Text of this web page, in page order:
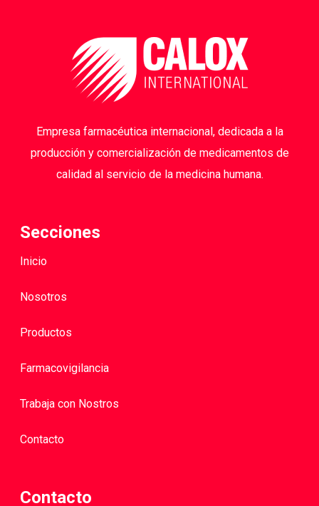
Empresa farmacéutica internacional, dedicada a la
producción y comercialización de medicamentos de
calidad al servicio de la medicina humana.
Secciones
Inicio
Nosotros
Productos
Farmacovigilancia
Trabaja con Nostros
Contacto
Contacto